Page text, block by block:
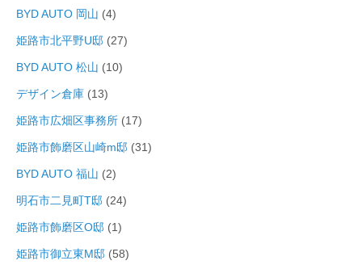
BYD AUTO 岡山 (4)
姫路市北平野U邸 (27)
BYD AUTO 松山 (10)
デザイン倉庫 (13)
姫路市広畑区事務所 (17)
姫路市飾磨区山崎m邸 (31)
BYD AUTO 福山 (2)
明石市二見町T邸 (24)
姫路市飾磨区O邸 (1)
姫路市御立東M邸 (58)